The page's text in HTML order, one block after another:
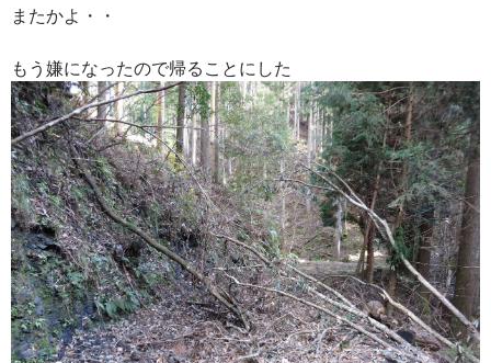
またかよ・・
もう嫌になったので帰ることにした